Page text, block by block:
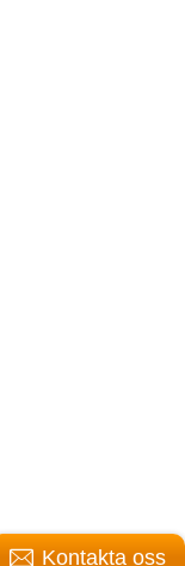
Kontakta oss